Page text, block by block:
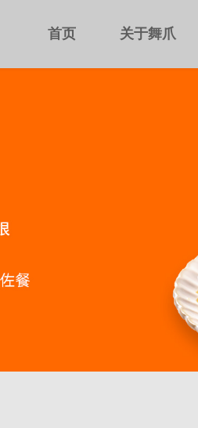
首页 关于舞爪